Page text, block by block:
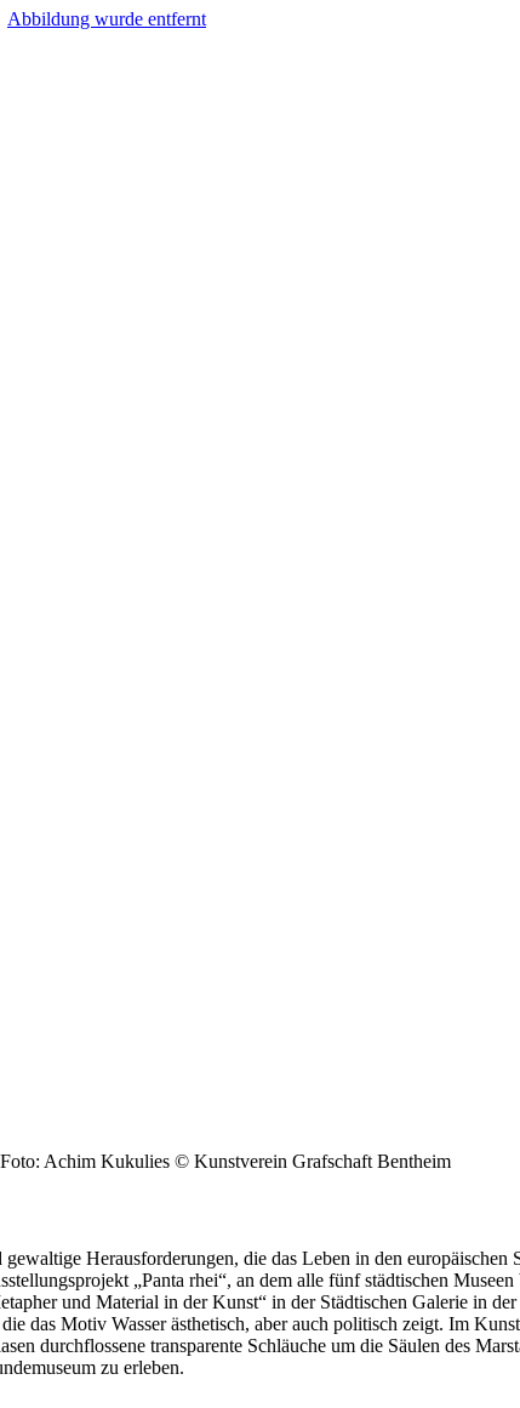
Abbildung wurde entfernt
Achim Kukulies © Kunstverein Grafschaft Bentheim
Herausforderungen, die das Leben in den europäischen
„Panta rhei“, an dem alle fünf städtischen
und Material in der Kunst“ in der Städtischen Galerie in
das Motiv Wasser ästhetisch, aber auch politisch zeigt. Im
durchflossene transparente Schläuche um die Säulen des
zu erleben.